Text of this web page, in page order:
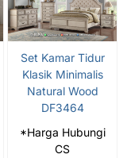
Set Kamar Tidur
Klasik Minimalis
Natural Wood
DF3464
*Harga Hubungi
CS